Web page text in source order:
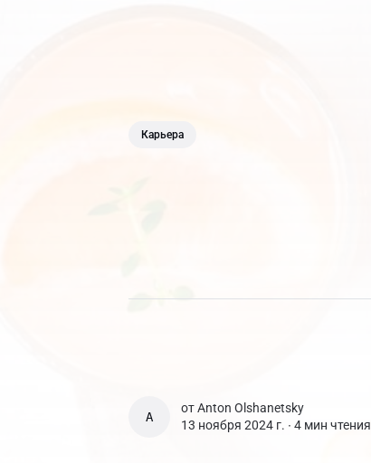
Карьера
ANTON OLSHANETSKY
отAnton Olshanetsky
13 ноября 2024 г. ∙ 4 мин чтения